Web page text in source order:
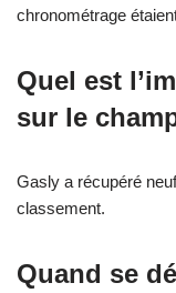
chronométrage
Quel est
sur le
Gasly a récupéré
classement.
Quand se